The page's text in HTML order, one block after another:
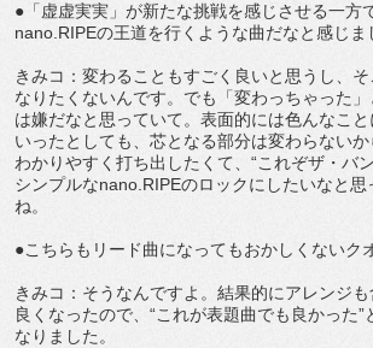
●「虚虚実実」が新たな挑戦を感じさせる一方
nano.RIPEの王道を行くような曲だなと感じま
きみコ：変わることもすごく良いと思うし、
なりたくないんです。でも「変わっちゃった
は嫌だなと思っていて。表面的には色んなこ
いったとしても、芯となる部分は変わらない
わかりやすく打ち出したくて、“これぞザ・バ
シンプルなnano.RIPEのロックにしたいなと思
ね。
●こちらもリード曲になってもおかしくないク
きみコ：そうなんですよ。結果的にアレンジ
良くなったので、“これが表題曲でも良かった”
なりました。